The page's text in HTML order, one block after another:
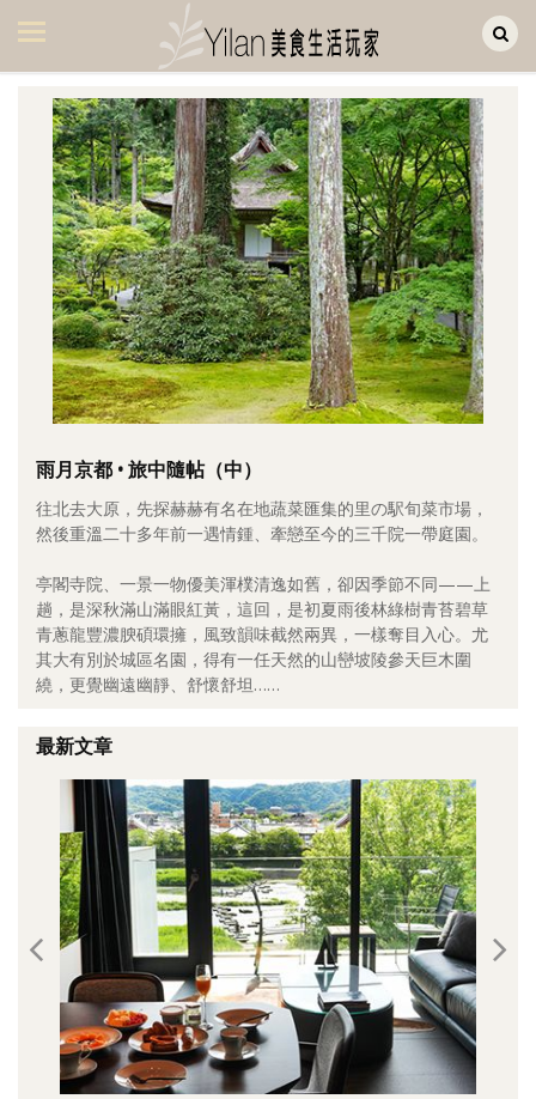
美食集
美飲集
廚房集
旅遊集
旅遊美食集
生活風
書房集
日記簿
餐桌週記
享樂隨手拍
影音區
創意出版服務
關於Yilan
個人著作
活動實況記錄
媒體報導一覽
合作與代言
訂閱電子報
雨月京都 • 旅中隨帖（中）
往北去大原，先探赫赫有名在地蔬菜匯集的里の駅旬菜市場，
然後重溫二十多年前一遇情鍾、牽戀至今的三千院一帶庭園。
亭閣寺院、一景一物優美渾樸清逸如舊，卻因季節不同——上
趟，是深秋滿山滿眼紅黃，這回，是初夏雨後林綠樹青苔碧草
青蔥龍豐濃腴碩環擁，風致韻味截然兩異，一樣奪目入心。尤
其大有別於城區名園，得有一任天然的山巒坡陵參天巨木圍
繞，更覺幽遠幽靜、舒懷舒坦……
最新文章